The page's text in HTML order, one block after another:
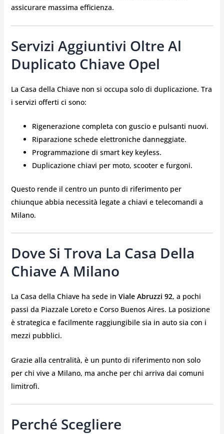
assicurare massima efficienza.
Servizi Aggiuntivi Oltre Al
Duplicato Chiave Opel
La Casa della Chiave non si occupa solo di duplicazione. Tra
i servizi offerti ci sono:
Rigenerazione completa con guscio e pulsanti nuovi.
Riparazione schede elettroniche danneggiate.
Programmazione di smart key keyless.
Duplicazione chiavi per moto, scooter e furgoni.
Questo rende il centro un punto di riferimento per
chiunque abbia necessità legate a chiavi e telecomandi a
Milano.
Dove Si Trova La Casa Della
Chiave A Milano
La Casa della Chiave ha sede in Viale Abruzzi 92, a pochi
passi da Piazzale Loreto e Corso Buenos Aires. La posizione
è strategica e facilmente raggiungibile sia in auto sia con i
mezzi pubblici.
Grazie alla centralità, è un punto di riferimento non solo
per chi vive a Milano, ma anche per chi arriva dai comuni
limitrofi.
Perché Scegliere